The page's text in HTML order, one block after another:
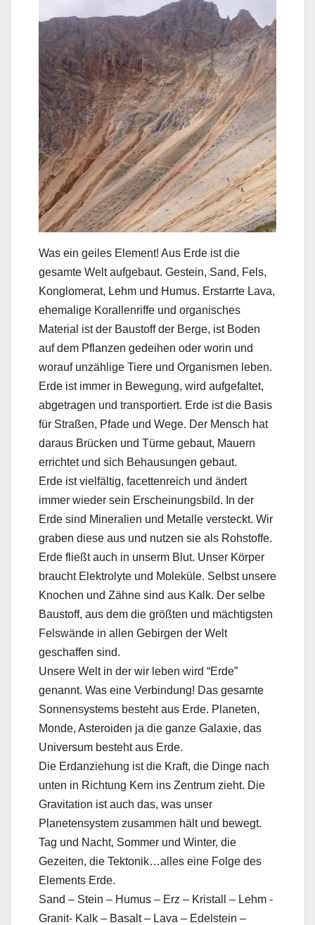
Was ein geiles Element! Aus Erde ist die
gesamte Welt aufgebaut. Gestein, Sand, Fels,
Konglomerat, Lehm und Humus. Erstarrte Lava,
ehemalige Korallenriffe und organisches
Material ist der Baustoff der Berge, ist Boden
auf dem Pflanzen gedeihen oder worin und
worauf unzählige Tiere und Organismen leben.
Erde ist immer in Bewegung, wird aufgefaltet,
abgetragen und transportiert. Erde ist die Basis
für Straßen, Pfade und Wege. Der Mensch hat
daraus Brücken und Türme gebaut, Mauern
errichtet und sich Behausungen gebaut.
Erde ist vielfältig, facettenreich und ändert
immer wieder sein Erscheinungsbild. In der
Erde sind Mineralien und Metalle versteckt. Wir
graben diese aus und nutzen sie als Rohstoffe.
Erde fließt auch in unserm Blut. Unser Körper
braucht Elektrolyte und Moleküle. Selbst unsere
Knochen und Zähne sind aus Kalk. Der selbe
Baustoff, aus dem die größten und mächtigsten
Felswände in allen Gebirgen der Welt
geschaffen sind.
Unsere Welt in der wir leben wird “Erde”
genannt. Was eine Verbindung! Das gesamte
Sonnensystems besteht aus Erde. Planeten,
Monde, Asteroiden ja die ganze Galaxie, das
Universum besteht aus Erde.
Die Erdanziehung ist die Kraft, die Dinge nach
unten in Richtung Kern ins Zentrum zieht. Die
Gravitation ist auch das, was unser
Planetensystem zusammen hält und bewegt.
Tag und Nacht, Sommer und Winter, die
Gezeiten, die Tektonik…alles eine Folge des
Elements Erde.
Sand – Stein – Humus – Erz – Kristall – Lehm -
Granit- Kalk – Basalt – Lava – Edelstein –